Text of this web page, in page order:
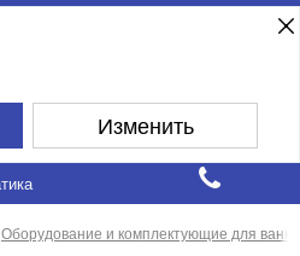
Изменить
Оборудование и комплектующие для ванн